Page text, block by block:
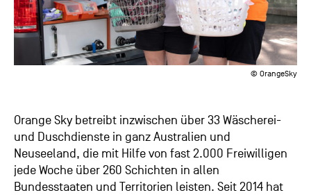
© OrangeSky
Orange Sky betreibt inzwischen über 33 Wäscherei-
und Duschdienste in ganz Australien und
Neuseeland, die mit Hilfe von fast 2.000 Freiwilligen
jede Woche über 260 Schichten in allen
Bundesstaaten und Territorien leisten. Seit 2014 hat